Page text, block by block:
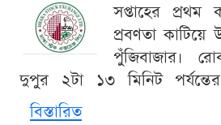
সপ্তাহের প্রথম
প্রবণতা কাটিয়ে
পুঁজিবাজার।
দুপুর ২টা ১৩ মিনিট
বিস্তারিত